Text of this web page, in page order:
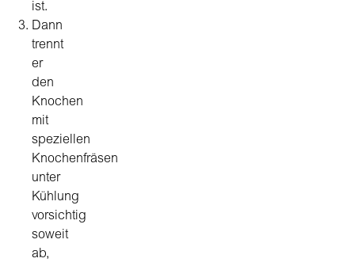
ist.
Dann
trennt
er
den
Knochen
mit
speziellen
Knochenfräsen
unter
Kühlung
vorsichtig
soweit
ab,